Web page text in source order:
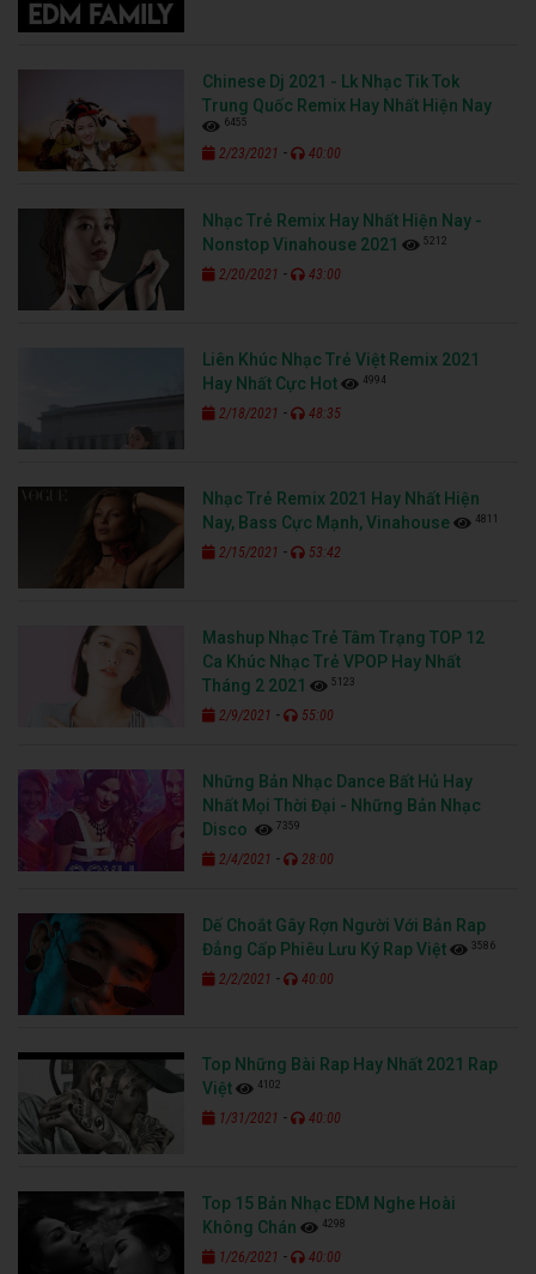
Chinese Dj 2021 - Lk Nhạc Tik Tok
Trung Quốc Remix Hay Nhất Hiện Nay
6455
2/23/2021 - 40:00
Nhạc Trẻ Remix Hay Nhất Hiện Nay -
Nonstop Vinahouse 2021
5212
2/20/2021 - 43:00
Liên Khúc Nhạc Trẻ Việt Remix 2021
Hay Nhất Cực Hot
4994
2/18/2021 - 48:35
Nhạc Trẻ Remix 2021 Hay Nhất Hiện
Nay, Bass Cực Mạnh, Vinahouse
4811
2/15/2021 - 53:42
Mashup Nhạc Trẻ Tâm Trạng TOP 12
Ca Khúc Nhạc Trẻ VPOP Hay Nhất
Tháng 2 2021
5123
2/9/2021 - 55:00
Những Bản Nhạc Dance Bất Hủ Hay
Nhất Mọi Thời Đại - Những Bản Nhạc
Disco
7359
2/4/2021 - 28:00
Dế Choắt Gây Rợn Người Với Bản Rap
Đẳng Cấp Phiêu Lưu Ký Rap Việt
3586
2/2/2021 - 40:00
Top Những Bài Rap Hay Nhất 2021 Rap
Việt
4102
1/31/2021 - 40:00
Top 15 Bản Nhạc EDM Nghe Hoài
Không Chán
4298
1/26/2021 - 40:00